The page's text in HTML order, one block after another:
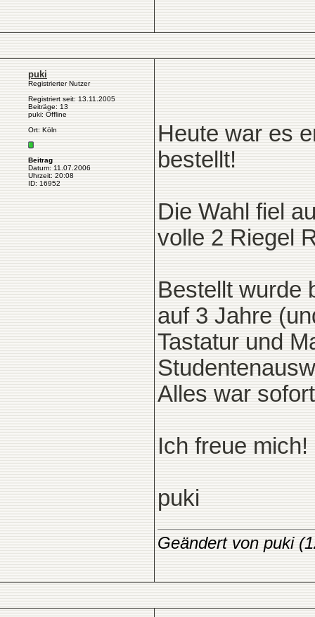
puki
Registrierter Nutzer
Registriert seit: 13.11.2005
Beiträge: 13
puki: Offline
Ort: Köln
Beitrag
Datum: 11.07.2006
Uhrzeit: 20:08
ID: 16952
Heute war es
bestellt!
Die Wahl fiel
volle 2 Riegel
Bestellt wurde
auf 3 Jahre
Tastatur und
Alles war
Ich freue
puki
Geändert von puki